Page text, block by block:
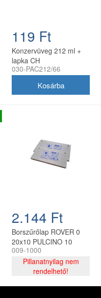
119 Ft
Konzervüveg 212 ml +
lapka CH
030-PAC212/66
2.144 Ft
Borszűrőlap ROVER 0
20x10 PULCINO 10
db/cs
009-1000
Pillanatnyilag nem
rendelhető!